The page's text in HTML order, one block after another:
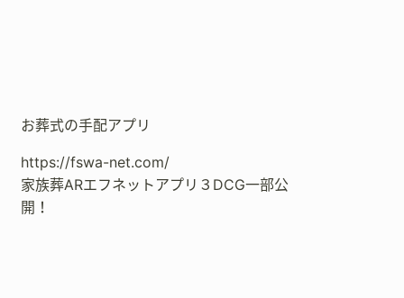
お葬式の手配アプリ
https://fswa-net.com/
家族葬ARエフネットアプリ３DCG一部公
開！